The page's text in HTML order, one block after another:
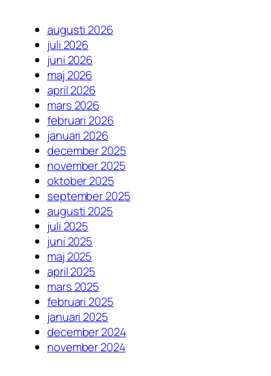
augusti 2026
juli 2026
juni 2026
maj 2026
april 2026
mars 2026
februari 2026
januari 2026
december 2025
november 2025
oktober 2025
september 2025
augusti 2025
juli 2025
juni 2025
maj 2025
april 2025
mars 2025
februari 2025
januari 2025
december 2024
november 2024